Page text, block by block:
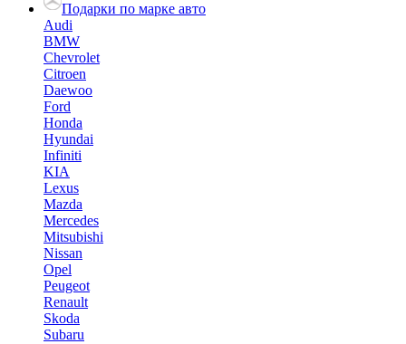
Подарки по марке авто
Audi
BMW
Chevrolet
Citroen
Daewoo
Ford
Honda
Hyundai
Infiniti
KIA
Lexus
Mazda
Mercedes
Mitsubishi
Nissan
Opel
Peugeot
Renault
Skoda
Subaru